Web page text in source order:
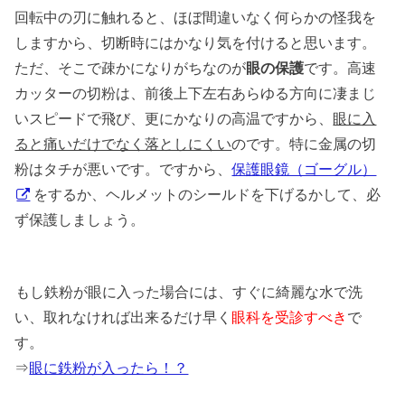
回転中の刃に触れると、ほぼ間違いなく何らかの怪我を
しますから、切断時にはかなり気を付けると思います。
ただ、そこで疎かになりがちなのが眼の保護です。高速
カッターの切粉は、前後上下左右あらゆる方向に凄まじ
いスピードで飛び、更にかなりの高温ですから、 眼に入
ると痛いだけでなく落としにくいのです。特に金属の切
粉はタチが悪いです。ですから、保護眼鏡（ゴーグル）
をするか、ヘルメットのシールドを下げるかして、必
ず保護しましょう。
もし鉄粉が眼に入った場合には、すぐに綺麗な水で洗
い、取れなければ出来るだけ早く 眼科を受診すべき で
す。
⇒眼に鉄粉が入ったら！？